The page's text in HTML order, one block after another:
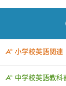
2022年11月1日
【English Coffee
2022年9月8日
英語教師のための情
小学校英語関連
中学校英語教科